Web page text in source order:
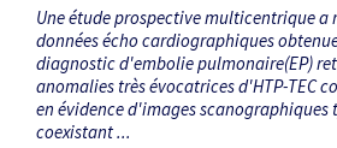
Dates
Du
au
Une étude prospective multicentrique a
données écho cardiographiques
diagnostic d'embolie pulmonaire(EP)
anomalies très évocatrices d'HTP-TEC
en évidence d'images scanographiques
coexistant ...